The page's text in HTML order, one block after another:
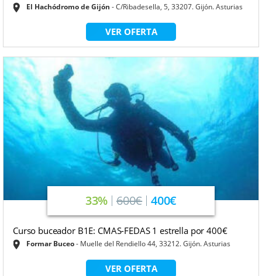
El Hachódromo de Gijón C/Ribadesella, 5, 33207. Gijón. Asturias
VER OFERTA
33% 600€ 400€
Curso buceador B1E: CMAS-FEDAS 1 estrella por 400€
Formar Buceo Muelle del Rendiello 44, 33212. Gijón. Asturias
VER OFERTA